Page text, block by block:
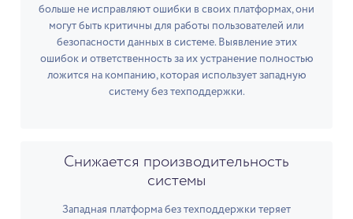
больше не исправляют ошибки в своих платформах, они
могут быть критичны для работы пользователей или
безопасности данных в системе. Выявление этих
ошибок и ответственность за их устранение полностью
ложится на компанию, которая использует западную
систему без техподдержки.
Снижается производительность
системы
Западная платформа без техподдержки теряет